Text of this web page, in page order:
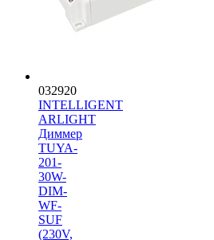
032920
INTELLIGENT
ARLIGHT
Диммер
TUYA-
201-
30W-
DIM-
WF-
SUF
(230V,